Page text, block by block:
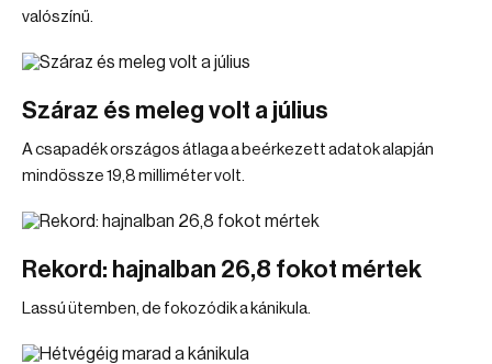
valószínű.
Száraz és meleg volt a július
A csapadék országos átlaga a beérkezett adatok alapján
mindössze 19,8 milliméter volt.
Rekord: hajnalban 26,8 fokot mértek
Lassú ütemben, de fokozódik a kánikula.